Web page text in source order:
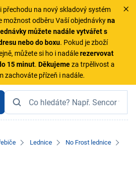
přechodu na nový skladový systém
možnost odběru Vaší objednávkyna
můžete nadále vytvářet s
nebo do boxu. Pokud je zboží
můžete si ho i nadálerezervovat
15 minut. Děkujemeza trpělivost a
zachováte přízeň i nadále.
Lednice
No Frost lednice